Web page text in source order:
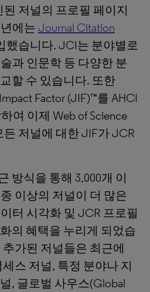
된 저널의 프로필 페이지
에는 Journal Citation
했습니다. JCI는 분야별로
과 인문학 등 다양한 분
할 수 있습니다. 또한
Factor (JIF)™를 AHCI
여 이제 Web of Science
든 저널에 대한 JIF가 JCR
방식을 통해 3,000개 이
이상의 저널이 더 많은
터 시각화 및 JCR 프로필
의 혜택을 누리게 되었습
가된 저널들은 최근에
스 저널, 특정 분야나 지
, 글로벌 사우스(Global